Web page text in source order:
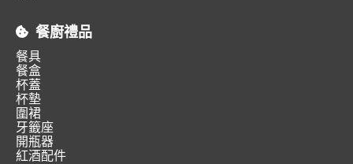
餐廚禮品
餐具
餐盒
杯蓋
杯墊
圍裙
牙籤座
開瓶器
紅酒配件